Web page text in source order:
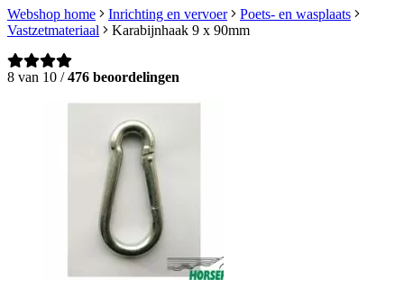
Webshop home
Inrichting en vervoer
Poets- en wasplaats
Vastzetmateriaal
Karabijnhaak 9 x 90mm
8 van 10 /476 beoordelingen